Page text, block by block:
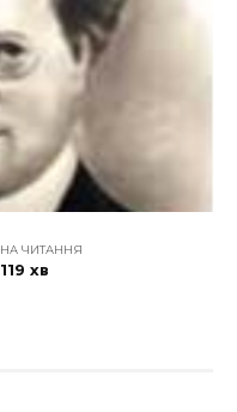
НА ЧИТАННЯ
119 хв